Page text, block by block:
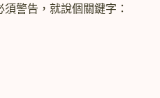
警告，就說個關鍵字：